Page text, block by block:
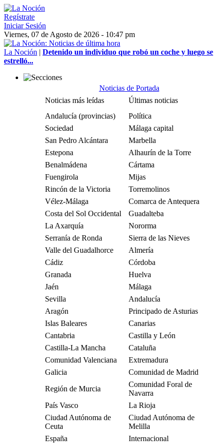
Regístrate
Iniciar Sesión
Viernes, 07 de Agosto de 2026 - 10:47 pm
La Noción | Detenido un individuo que robó un coche y luego se
estrelló...
Noticias de Portada
Noticias más leídas
Últimas noticias
Andalucía (provincias)
Política
Sociedad
Málaga capital
San Pedro Alcántara
Marbella
Estepona
Alhaurín de la Torre
Benalmádena
Cártama
Fuengirola
Mijas
Rincón de la Victoria
Torremolinos
Vélez-Málaga
Comarca de Antequera
Costa del Sol Occidental
Guadalteba
La Axarquía
Nororma
Serranía de Ronda
Sierra de las Nieves
Valle del Guadalhorce
Almería
Cádiz
Córdoba
Granada
Huelva
Jaén
Málaga
Sevilla
Andalucía
Aragón
Principado de Asturias
Islas Baleares
Canarias
Cantabria
Castilla y León
Castilla-La Mancha
Cataluña
Comunidad Valenciana
Extremadura
Galicia
Comunidad de Madrid
Región de Murcia
Comunidad Foral de
Navarra
País Vasco
La Rioja
Ciudad Autónoma de
Ceuta
Ciudad Autónoma de
Melilla
España
Internacional